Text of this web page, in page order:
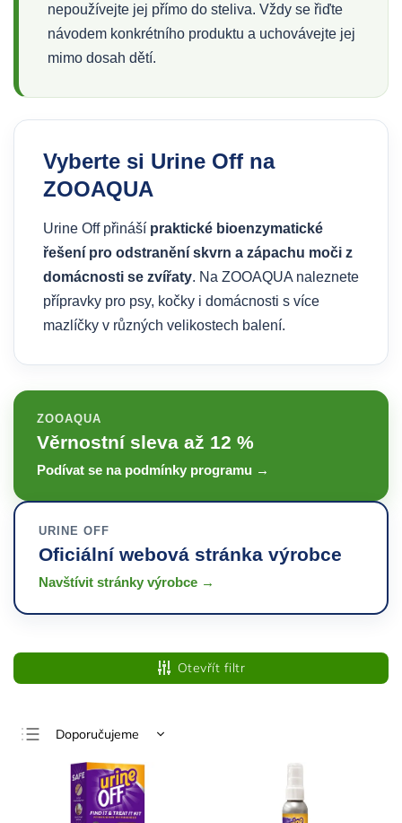
nepoužívejte jej přímo do steliva. Vždy se řiďte
návodem konkrétního produktu a uchovávejte jej
mimo dosah dětí.
Vyberte si Urine Off na
ZOOAQUA
Urine Off přináší praktické bioenzymatické
řešení pro odstranění skvrn a zápachu moči z
domácnosti se zvířaty. Na ZOOAQUA naleznete
přípravky pro psy, kočky i domácnosti s více
mazlíčky v různých velikostech balení.
ZOOAQUA
Věrnostní sleva až 12 %
Podívat se na podmínky programu →
URINE OFF
Oficiální webová stránka výrobce
Navštívit stránky výrobce →
Otevřít filtr
Doporučujeme
Nejlevnější
Nejdražší